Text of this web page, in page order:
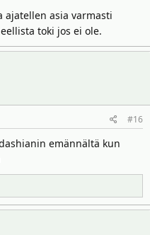
ajatellen asia varmasti
toki jos ei ole.
#16
emännältä kun